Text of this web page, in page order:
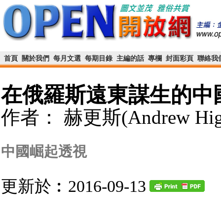
首頁 關於我們 每月文選 每期目錄 主編的話 專欄 封面彩頁 聯絡我
在俄羅斯遠東謀生的中
作者： 赫更斯(Andrew
中國崛起透視
更新於︰2016-09-13